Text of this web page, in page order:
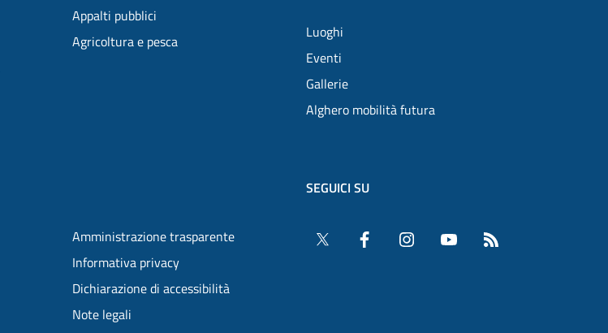
Appalti pubblici
Agricoltura e pesca
Luoghi
Eventi
Gallerie
Alghero mobilità futura
Amministrazione trasparente
Informativa privacy
Dichiarazione di accessibilità
Note legali
SEGUICI SU
Twitter Facebook InstagramYouTube